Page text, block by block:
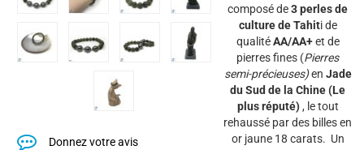
Donnez votre avis
composé de3 perles de
culture de Tahiti de
qualitéAA/AA+et de
pierres fines (Pierres
semi-précieuses)en Jade
du Sud de la Chine (Le
plus réputé), le tout
rehaussé par des billes en
or jaune 18 carats. Un